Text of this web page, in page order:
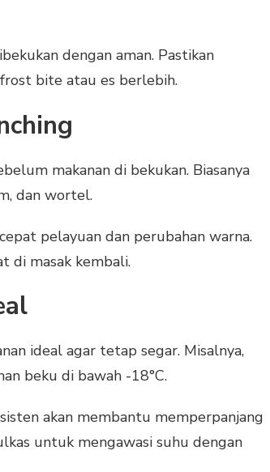
dengan aman. Pastikan
bite atau es berlebih.
makanan di bekukan. Biasanya
dan wortel.
pelayuan dan perubahan warna.
di masak kembali.
ideal agar tetap segar. Misalnya,
beku di bawah -18°C.
akan membantu memperpanjang
untuk mengawasi suhu dengan